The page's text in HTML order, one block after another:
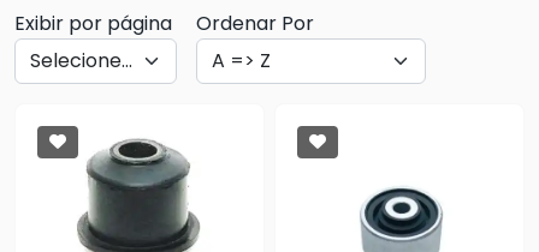
Exibir por página
Ordenar Por